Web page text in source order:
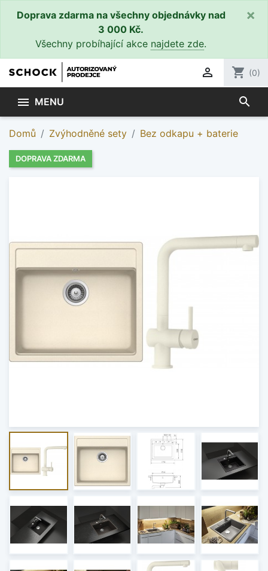
Doprava zdarma na všechny objednávky nad
3 000 Kč.
Všechny probíhající akce najdete zde.
×
 shopping_cart (0)
 MENU search
Domů Zvýhodněné sety Bez odkapu + baterie
DOPRAVA ZDARMA